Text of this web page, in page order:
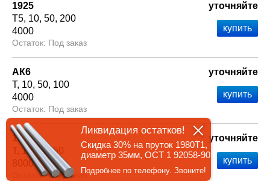
1925
Т5 10 50 200
4000
Под заказ
уточняйте
АК6
Т 10 50 100
4000
Под заказ
уточняйте
1973
Т 10 50 50
8000
Под заказ
уточняйте
Ликвидация остатков!
Скидка 30% на пруток 1980Т1,
диаметр 35мм, ОСТ 1 92058-90
Подробнее по телефону. Звоните!